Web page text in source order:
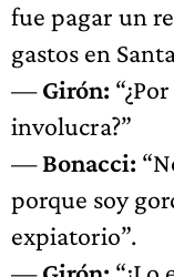
fue pagar un
gastos en
—Girón:
involucra?”
—Bonacci:
porque soy
expiatorio”.